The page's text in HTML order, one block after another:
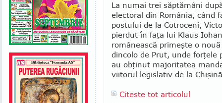
La numai trei săptămâni
electoral din România, când
postului de la Cotroceni,
pierdut în faţa lui Klaus
românească primeşte o
dincolo de Prut, unde forţele
au obţinut majoritatea
viitorul legislativ de la
Citeste tot articolul